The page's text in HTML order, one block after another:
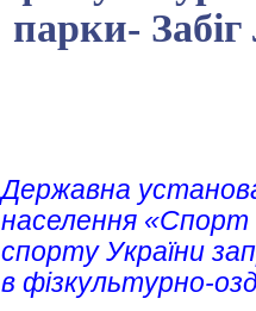
парки-
Державна
населення «Спорт
спорту України
в фізкультурно-